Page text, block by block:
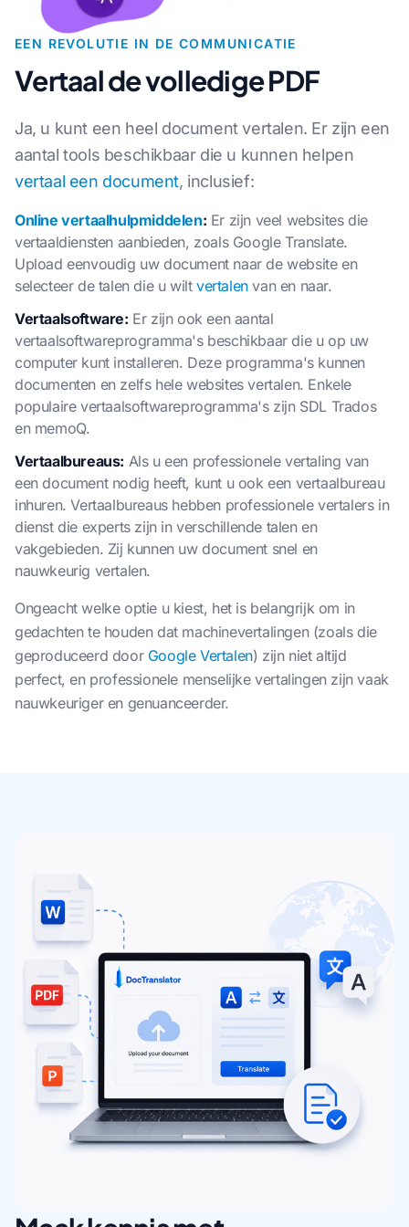
EEN REVOLUTIE IN DE COMMUNICATIE
Vertaal de volledige PDF
Ja, u kunt een heel document vertalen. Er zijn een
aantal tools beschikbaar die u kunnen helpen
vertaal een document, inclusief:
Online vertaalhulpmiddelen: Er zijn veel websites die
vertaaldiensten aanbieden, zoals Google Translate.
Upload eenvoudig uw document naar de website en
selecteer de talen die u wiltvertalenvan en naar.
Vertaalsoftware: Er zijn ook een aantal
vertaalsoftwareprogramma's beschikbaar die u op uw
computer kunt installeren. Deze programma's kunnen
documenten en zelfs hele websites vertalen. Enkele
populaire vertaalsoftwareprogramma's zijn SDL Trados
en memoQ.
Vertaalbureaus: Als u een professionele vertaling van
een document nodig heeft, kunt u ook een vertaalbureau
inhuren. Vertaalbureaus hebben professionele vertalers in
dienst die experts zijn in verschillende talen en
vakgebieden. Zij kunnen uw document snel en
nauwkeurig vertalen.
Ongeacht welke optie u kiest, het is belangrijk om in
gedachten te houden dat machinevertalingen (zoals die
geproduceerd door Google Vertalen) zijn niet altijd
perfect, en professionele menselijke vertalingen zijn vaak
nauwkeuriger en genuanceerder.